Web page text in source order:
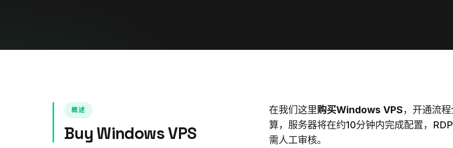
概述
Buy Windows VPS
在我们这里购买Windows VPS，开通流
算，服务器将在约10分钟内完成配置，
需人工审核。